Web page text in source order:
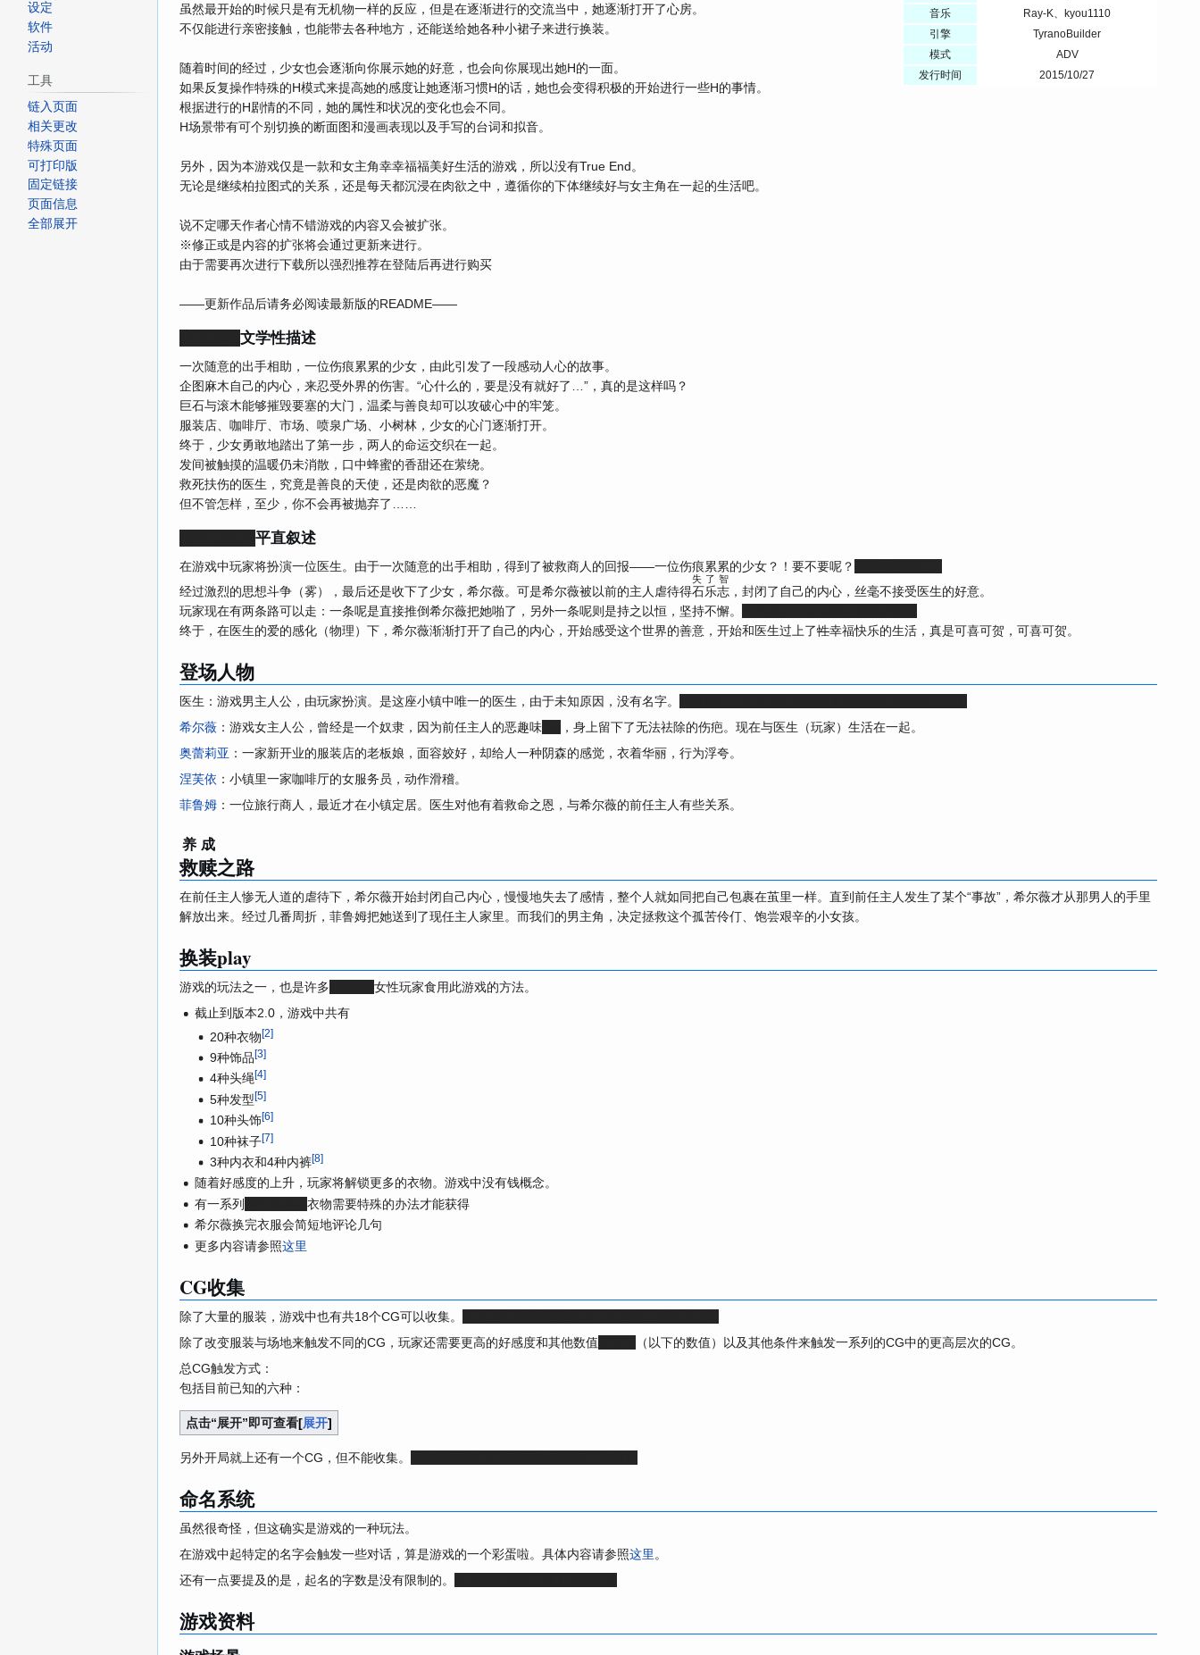
音乐
Ray-K、kyou1110
引擎
TyranoBuilder
模式
ADV
发行时间
2015/10/27
虽然最开始的时候只是有无机物一样的反应，但是在逐渐进行的交流当中，她逐渐打开了心房。
不仅能进行亲密接触，也能带去各种地方，还能送给她各种小裙子来进行换装。
随着时间的经过，少女也会逐渐向你展示她的好意，也会向你展现出她H的一面。
如果反复操作特殊的H模式来提高她的感度让她逐渐习惯H的话，她也会变得积极的开始进行一些H的事情。
根据进行的H剧情的不同，她的属性和状况的变化也会不同。
H场景带有可个别切换的断面图和漫画表现以及手写的台词和拟音。
另外，因为本游戏仅是一款和女主角幸幸福福美好生活的游戏，所以没有True End。
无论是继续柏拉图式的关系，还是每天都沉浸在肉欲之中，遵循你的下体继续好与女主角在一起的生活吧。
说不定哪天作者心情不错游戏的内容又会被扩张。
※修正或是内容的扩张将会通过更新来进行。
由于需要再次进行下载所以强烈推荐在登陆后再进行购买
——更新作品后请务必阅读最新版的README——
文学性描述
一次随意的出手相助，一位伤痕累累的少女，由此引发了一段感动人心的故事。
企图麻木自己的内心，来忍受外界的伤害。“心什么的，要是没有就好了…”，真的是这样吗？
巨石与滚木能够摧毁要塞的大门，温柔与善良却可以攻破心中的牢笼。
服装店、咖啡厅、市场、喷泉广场、小树林，少女的心门逐渐打开。
终于，少女勇敢地踏出了第一步，两人的命运交织在一起。
发间被触摸的温暖仍未消散，口中蜂蜜的香甜还在萦绕。
救死扶伤的医生，究竟是善良的天使，还是肉欲的恶魔？
但不管怎样，至少，你不会再被抛弃了……
平直叙述
在游戏中玩家将扮演一位医生。由于一次随意的出手相助，得到了被救商人的回报——一位伤痕累累的少女？！要不要呢？
经过激烈的思想斗争（雾），最后还是收下了少女，希尔薇。可是希尔薇被以前的主人虐待得石乐志
失 了 智
，封闭了自己的内心，丝毫不接受医生的好意。
玩家现在有两条路可以走：一条呢是直接推倒希尔薇把她啪了，另外一条呢则是持之以恒，坚持不懈。
终于，在医生的爱的感化（物理）下，希尔薇渐渐打开了自己的内心，开始感受这个世界的善意，开始和医生过上了性幸福快乐的生活，真是可喜可贺，可喜可贺。
登场人物
医生：游戏男主人公，由玩家扮演。是这座小镇中唯一的医生，由于未知原因，没有名字。
希尔薇 ：游戏女主人公，曾经是一个奴隶，因为前任主人的恶趣味
，身上留下了无法祛除的伤疤。现在与医生（玩家）生活在一起。
奥蕾莉亚 ：一家新开业的服装店的老板娘，面容姣好，却给人一种阴森的感觉，衣着华丽，行为浮夸。
涅芙依 ：小镇里一家咖啡厅的女服务员，动作滑稽。
菲鲁姆 ：一位旅行商人，最近才在小镇定居。医生对他有着救命之恩，与希尔薇的前任主人有些关系。
救赎
养成
之路
在前任主人惨无人道的虐待下，希尔薇开始封闭自己内心，慢慢地失去了感情，整个人就如同把自己包裹在茧里一样。直到前任主人发生了某个“事故”，希尔薇才从那男人的手里
解放出来。经过几番周折，菲鲁姆把她送到了现任主人家里。而我们的男主角，决定拯救这个孤苦伶仃、饱尝艰辛的小女孩。
换装play
游戏的玩法之一，也是许多
女性玩家食用此游戏的方法。
截止到版本2.0，游戏中共有
20种衣物[2]
9种饰品[3]
4种头绳[4]
5种发型[5]
10种头饰[6]
10种袜子[7]
3种内衣和4种内裤[8]
随着好感度的上升，玩家将解锁更多的衣物。游戏中没有钱概念。
有一系列
衣物需要特殊的办法才能获得
希尔薇换完衣服会简短地评论几句
更多内容请参照这里
CG收集
除了大量的服装，游戏中也有共18个CG可以收集。
除了改变服装与场地来触发不同的CG，玩家还需要更高的好感度和其他数值
（以下的数值）以及其他条件来触发一系列的CG中的更高层次的CG。
总CG触发方式：
包括目前已知的六种：
展开
点击“展开”即可查看
另外开局就上还有一个CG，但不能收集。
命名系统
虽然很奇怪，但这确实是游戏的一种玩法。
在游戏中起特定的名字会触发一些对话，算是游戏的一个彩蛋啦。具体内容请参照这里 。
还有一点要提及的是，起名的字数是没有限制的。
游戏资料
设定
软件
活动
工具
链入页面
相关更改
特殊页面
可打印版
固定链接
页面信息
全部展开